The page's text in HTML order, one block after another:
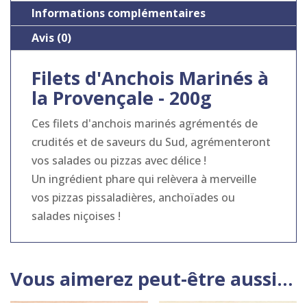
Provençale
-
200g
Informations complémentaires
Avis (0)
Filets d'Anchois Marinés à
la Provençale - 200g
Ces filets d'anchois marinés agrémentés de
crudités et de saveurs du Sud, agrémenteront
vos salades ou pizzas avec délice !
Un ingrédient phare qui relèvera à merveille
vos pizzas pissaladières, anchoïades ou
salades niçoises !
Vous aimerez peut-être aussi…